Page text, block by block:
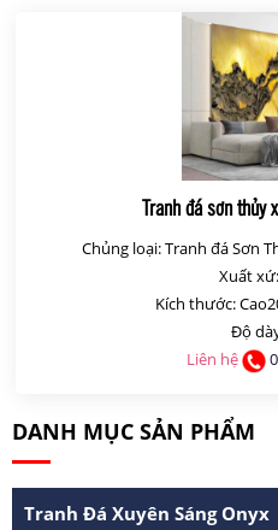
Tranh đá sơn thủy
Chủng loại: Tranh đá Sơn
Xuất
Kích thước:
Độ
Liên hệ
DANH MỤC SẢN PHẨM
Tranh Đá Xuyên Sáng Onyx